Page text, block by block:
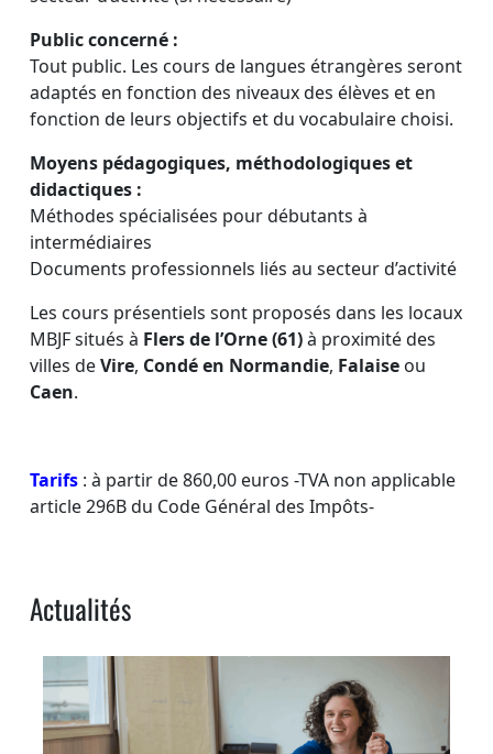
Public concerné :
Tout public. Les cours de langues étrangères seront
adaptés en fonction des niveaux des élèves et en
fonction de leurs objectifs et du vocabulaire choisi.
Moyens pédagogiques, méthodologiques et
didactiques :
Méthodes spécialisées pour débutants à
intermédiaires
Documents professionnels liés au secteur d’activité
Les cours présentiels sont proposés dans les locaux
MBJF situés à Flers de l’Orne (61)à proximité des
villes deVire, Condé en Normandie, Falaise ou
Caen.
Tarifs : à partir de 860,00 euros -TVA non applicable
article 296B du Code Général des Impôts-
Actualités